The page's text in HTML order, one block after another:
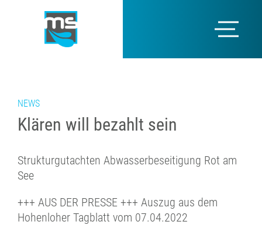
NEWS
Klären will bezahlt sein
Strukturgutachten Abwasserbeseitigung Rot am
See
+++ AUS DER PRESSE +++ Auszug aus dem
Hohenloher Tagblatt vom 07.04.2022